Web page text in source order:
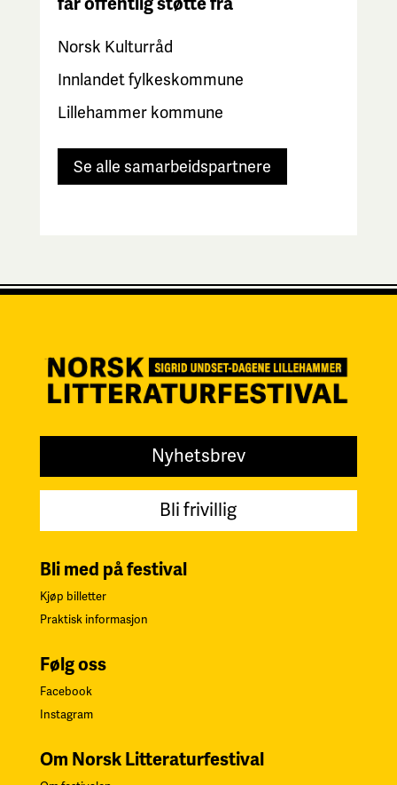
Norsk Kulturråd
Innlandet fylkeskommune
Lillehammer kommune
Se alle samarbeidspartnere
Nyhetsbrev
Bli frivillig
Bli med på festival
Kjøp billetter
Praktisk informasjon
Følg oss
Facebook
Instagram
Om Norsk Litteraturfestival